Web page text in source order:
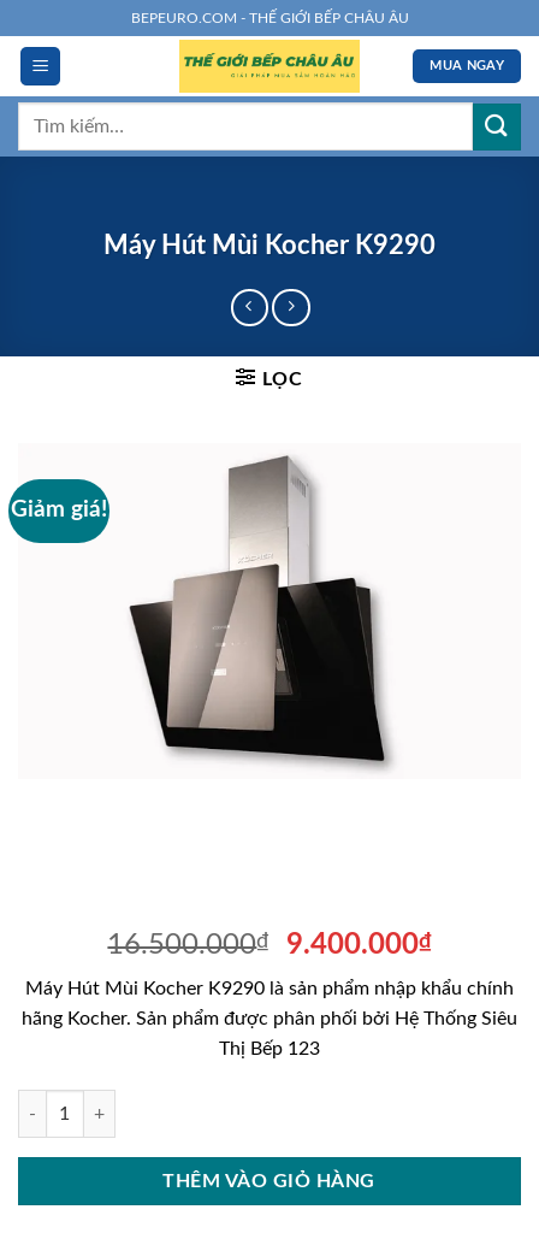
đến
dung
BEPEURO.COM - THẾ GIỚI BẾP CHÂU ÂU
MUA NGAY
Tìm
Máy Hút Mùi Kocher K9290
LỌC
Giảm giá!
16.500.000₫
Giá
là:
16.500.000₫.
9.400.000₫Giá
hiện
tại
là:
Máy Hút Mùi Kocher K9290 là sản phẩm nhập khẩu chính
hãng Kocher. Sản phẩm được phân phối bởi Hệ Thống Siêu
Thị Bếp 123
THÊM VÀO GIỎ HÀNG